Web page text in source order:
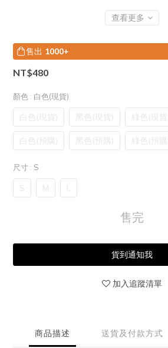
查看更多
售出 1000+
NT$480
顏色 : 白色(現貨)
白色(現貨) 黑色(現貨) 綠色(現
白色(預購) 黑色(預購) 綠色(預
尺寸 : S
S M L
售完
貨到通知我
加入追蹤清單
商品描述 送貨及付款方式